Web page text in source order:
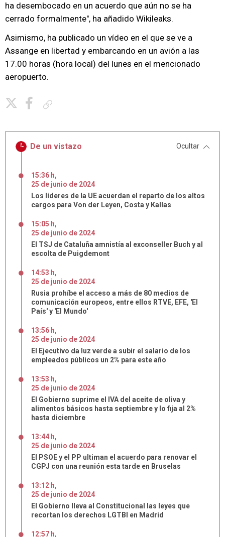
ha desembocado en un acuerdo que aún no se ha
cerrado formalmente", ha añadido Wikileaks.
Asimismo, ha publicado un vídeo en el que se ve a
Assange en libertad y embarcando en un avión a las
17.00 horas (hora local) del lunes en el mencionado
aeropuerto.
De un vistazo Ocultar
15:36 h,
25 de junio de 2024
Los líderes de la UE acuerdan el reparto de los altos
cargos para Von der Leyen, Costa y Kallas
15:05 h,
25 de junio de 2024
El TSJ de Cataluña amnistía al exconseller Buch y al
escolta de Puigdemont
14:53 h,
25 de junio de 2024
Rusia prohíbe el acceso a más de 80 medios de
comunicación europeos, entre ellos RTVE, EFE, 'El
País' y 'El Mundo'
13:56 h,
25 de junio de 2024
El Ejecutivo da luz verde a subir el salario de los
empleados públicos un 2% para este año
13:53 h,
25 de junio de 2024
El Gobierno suprime el IVA del aceite de oliva y
alimentos básicos hasta septiembre y lo fija al 2%
hasta diciembre
13:44 h,
25 de junio de 2024
El PSOE y el PP ultiman el acuerdo para renovar el
CGPJ con una reunión esta tarde en Bruselas
13:12 h,
25 de junio de 2024
El Gobierno lleva al Constitucional las leyes que
recortan los derechos LGTBI en Madrid
12:57 h,